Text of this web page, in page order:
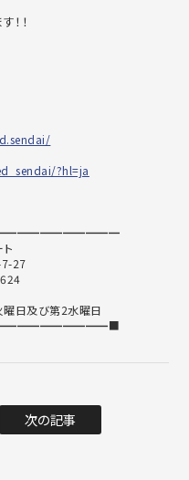
！！
?hl=ja
27
日及び第2水曜日
次の記事